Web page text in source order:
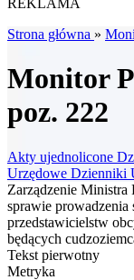
REKLAMA
Strona główna »
Monitor
poz. 222
Akty ujednolicone
Urzędowe Dzienniki
Zarządzenie
sprawie prowadzenia
przedstawicielstw
będących
Tekst pierwotny
Metryka